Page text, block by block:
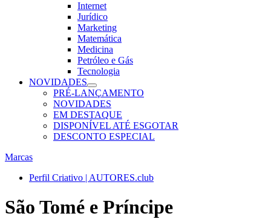
Internet
Jurídico
Marketing
Matemática
Medicina
Petróleo e Gás
Tecnologia
NOVIDADES
PRÉ-LANÇAMENTO
NOVIDADES
EM DESTAQUE
DISPONÍVEL ATÉ ESGOTAR
DESCONTO ESPECIAL
Marcas
Perfil Criativo | AUTORES.club
São Tomé e Príncipe